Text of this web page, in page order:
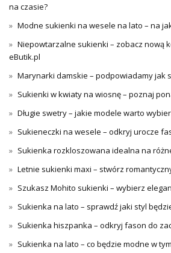
na czasie?
Modne sukienki na wesele na lato – na
Niepowtarzalne sukienki – zobacz nową
eButik.pl
Marynarki damskie – podpowiadamy jak
Sukienki w kwiaty na wiosnę – poznaj
Długie swetry – jakie modele warto
Sukieneczki na wesele – odkryj urocze
Sukienka rozkloszowana idealna na
Letnie sukienki maxi – stwórz
Szukasz Mohito sukienki – wybierz
Sukienka na lato – sprawdź jaki styl
Sukienka hiszpanka – odkryj fason do
Sukienka na lato – co będzie modne w